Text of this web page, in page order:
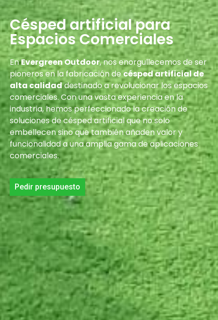
Césped artificial para
Espacios Comerciales
EnEvergreen Outdoor, nos enorgullecemos de ser
pioneros en la fabricación decésped artificial de
alta calidaddestinado a revolucionar los espacios
comerciales. Con una vasta experiencia en la
industria, hemos perfeccionado la creación de
soluciones de césped artificial que no solo
embellecen sino que también añaden valor y
funcionalidad a una amplia gama de aplicaciones
comerciales.
Pedir presupuesto